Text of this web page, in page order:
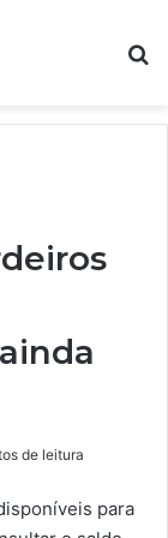
de leitura
para